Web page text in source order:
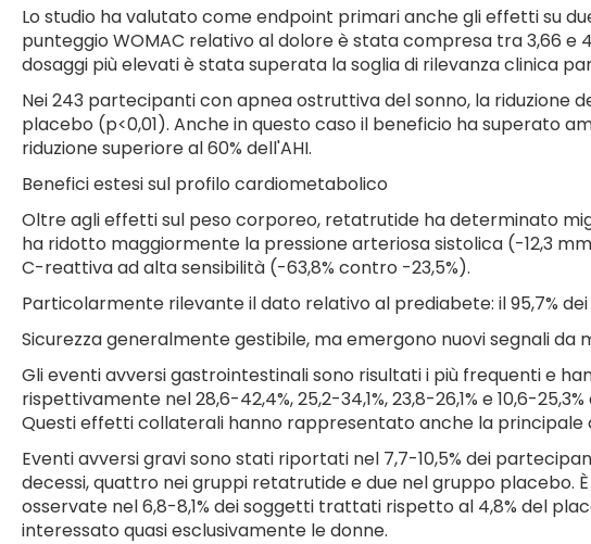
Lo studio ha valutato come endpoint primari anche gli effetti su
punteggio WOMAC relativo al dolore è stata compresa tra 3,66
dosaggi più elevati è stata superata la soglia di rilevanza clinica
Nei 243 partecipanti con apnea ostruttiva del sonno, la riduzione
placebo (p<0,01). Anche in questo caso il beneficio ha superato
riduzione superiore al 60% dell'AHI.
Benefici estesi sul profilo cardiometabolico
Oltre agli effetti sul peso corporeo, retatrutide ha determinato
ha ridotto maggiormente la pressione arteriosa sistolica (-12,3
C-reattiva ad alta sensibilità (-63,8% contro -23,5%).
Particolarmente rilevante il dato relativo al prediabete: il 95,7%
Sicurezza generalmente gestibile, ma emergono nuovi segnali da
Gli eventi avversi gastrointestinali sono risultati i più frequenti e
rispettivamente nel 28,6-42,4%, 25,2-34,1%, 23,8-26,1% e 10,6-
Questi effetti collaterali hanno rappresentato anche la principale
Eventi avversi gravi sono stati riportati nel 7,7-10,5% dei
decessi, quattro nei gruppi retatrutide e due nel gruppo placebo.
osservate nel 6,8-8,1% dei soggetti trattati rispetto al 4,8% del
interessato quasi esclusivamente le donne.